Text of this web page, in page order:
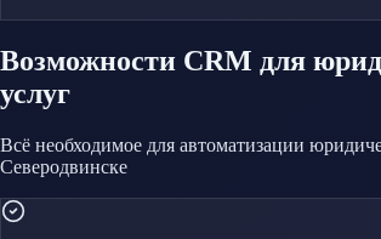
Возможности CRM для
услуг
Всё необходимое для автоматизации
Северодвинске